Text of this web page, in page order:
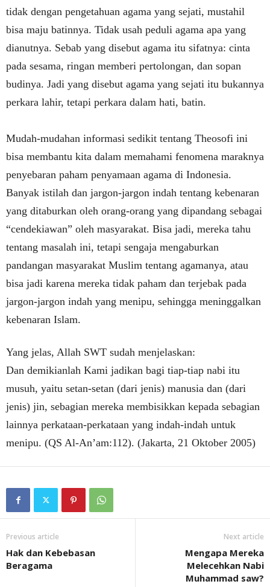
tidak dengan pengetahuan agama yang sejati, mustahil
bisa maju batinnya. Tidak usah peduli agama apa yang
dianutnya. Sebab yang disebut agama itu sifatnya: cinta
pada sesama, ringan memberi pertolongan, dan sopan
budinya. Jadi yang disebut agama yang sejati itu bukannya
perkara lahir, tetapi perkara dalam hati, batin.
Mudah-mudahan informasi sedikit tentang Theosofi ini
bisa membantu kita dalam memahami fenomena maraknya
penyebaran paham penyamaan agama di Indonesia.
Banyak istilah dan jargon-jargon indah tentang kebenaran
yang ditaburkan oleh orang-orang yang dipandang sebagai
“cendekiawan” oleh masyarakat. Bisa jadi, mereka tahu
tentang masalah ini, tetapi sengaja mengaburkan
pandangan masyarakat Muslim tentang agamanya, atau
bisa jadi karena mereka tidak paham dan terjebak pada
jargon-jargon indah yang menipu, sehingga meninggalkan
kebenaran Islam.
Yang jelas, Allah SWT sudah menjelaskan:
Dan demikianlah Kami jadikan bagi tiap-tiap nabi itu
musuh, yaitu setan-setan (dari jenis) manusia dan (dari
jenis) jin, sebagian mereka membisikkan kepada sebagian
lainnya perkataan-perkataan yang indah-indah untuk
menipu. (QS Al-An’am:112). (Jakarta, 21 Oktober 2005)
Previous article
Hak dan Kebebasan
Beragama
Next article
Mengapa Mereka
Melecehkan Nabi
Muhammad saw?